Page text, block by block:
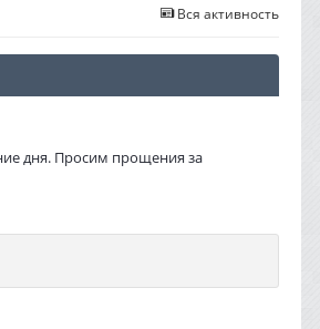
Вся активность
дня. Просим прощения за